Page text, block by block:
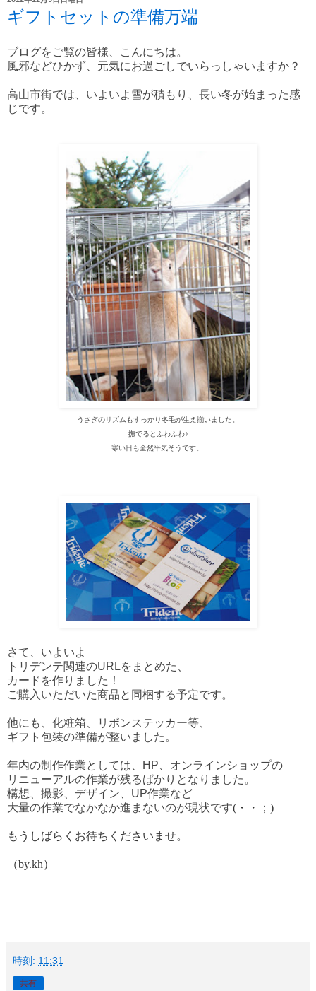
ギフトセットの準備万端
ブログをご覧の皆様、こんにちは。
風邪などひかず、元気にお過ごしでいらっしゃいますか？
高山市街では、いよいよ雪が積もり、長い冬が始まった感
じです。
うさぎのリズムもすっかり冬毛が生え揃いました。
撫でるとふわふわ♪
寒い日も全然平気そうです。
さて、いよいよ
トリデンテ関連のURLをまとめた、
カードを作りました！
ご購入いただいた商品と同梱する予定です。
他にも、化粧箱、リボンステッカー等、
ギフト包装の準備が整いました。
年内の制作作業としては、HP、オンラインショップの
リニューアルの作業が残るばかりとなりました。
構想、撮影、デザイン、UP作業など
大量の作業でなかなか進まないのが現状です(・・；)
もうしばらくお待ちくださいませ。
（by.kh）
時刻: 11:31
共有